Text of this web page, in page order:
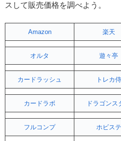
スして販売価格を調べよう。
Amazon 楽天
オルタ 遊々亭
カードラッシュ トレカ侍
カードラボ ドラゴンス
フルコンプ ホビステ